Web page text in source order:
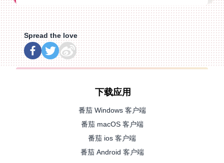
Spread the love
下载应用
番茄 Windows 客户端
番茄 macOS 客户端
番茄 ios 客户端
番茄 Android 客户端